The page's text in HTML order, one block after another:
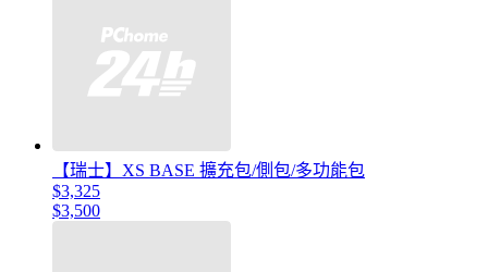
【瑞士】XS BASE 擴充包/側包/多功能包
$3,325
$3,500